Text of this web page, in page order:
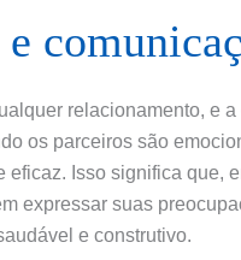
relacionamento, e
os parceiros são
Isso significa que,
expressar suas
e construtivo.